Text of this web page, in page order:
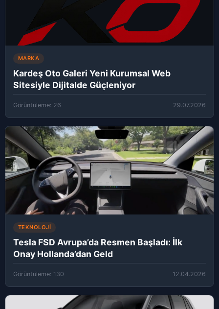
MARKA
Kardeş Oto Galeri Yeni Kurumsal Web
Sitesiyle Dijitalde Güçleniyor
Görüntüleme: 26 29.07.2026
TEKNOLOJI
Tesla FSD Avrupa’da Resmen Başladı: İlk
Onay Hollanda’dan Geld
Görüntüleme: 130 12.04.2026